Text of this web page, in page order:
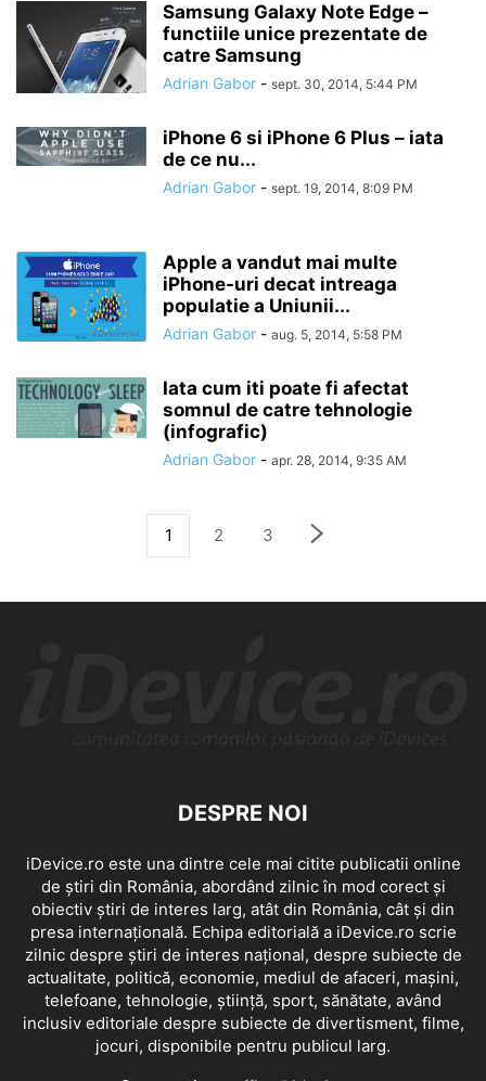
Samsung Galaxy Note Edge –
functiile unice prezentate de
catre Samsung
Adrian Gabor - sept. 30, 2014, 5:44 PM
iPhone 6 si iPhone 6 Plus – iata
de ce nu...
Adrian Gabor - sept. 19, 2014, 8:09 PM
Apple a vandut mai multe
iPhone-uri decat intreaga
populatie a Uniunii...
Adrian Gabor - aug. 5, 2014, 5:58 PM
Iata cum iti poate fi afectat
somnul de catre tehnologie
(infografic)
Adrian Gabor - apr. 28, 2014, 9:35 AM
1 2 3
DESPRE NOI
iDevice.ro este una dintre cele mai citite publicatii online
de știri din România, abordând zilnic în mod corect și
obiectiv știri de interes larg, atât din România, cât și din
presa internațională. Echipa editorială a iDevice.ro scrie
zilnic despre știri de interes național, despre subiecte de
actualitate, politică, economie, mediul de afaceri, mașini,
telefoane, tehnologie, știință, sport, sănătate, având
inclusiv editoriale despre subiecte de divertisment, filme,
jocuri, disponibile pentru publicul larg.